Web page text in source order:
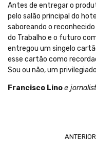
Antes de entregar o
pelo salão principal do
saboreando o
do Trabalho e o futuro
entregou um singelo
esse cartão como
Sou ou não, um
Francisco Linoe
ANTERIOR